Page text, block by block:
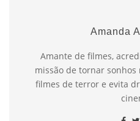
Amanda
Amante de filmes,
missão de tornar
filmes de terror e evita